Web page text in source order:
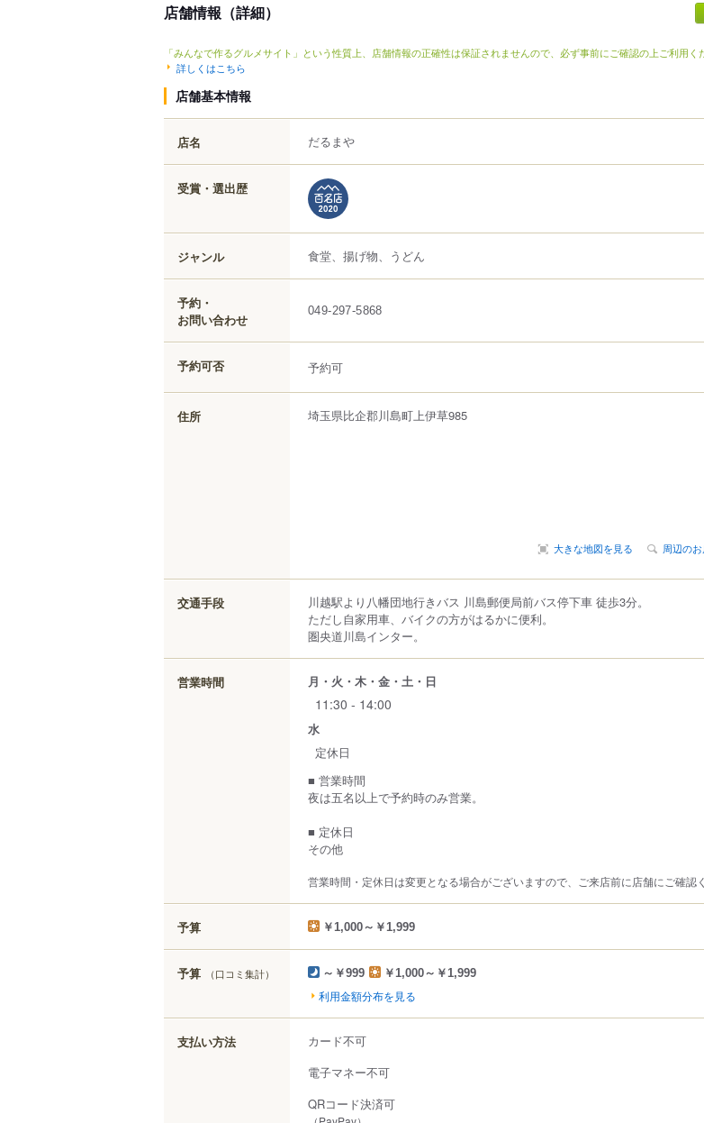
店舗情報（詳細）
「みんなで作るグルメサイト」という性質上、店舗情報の正確性は保証されませんので、必ず事前にご確認の上ご利用く
詳しくはこちら
店舗基本情報
店名 だるまや
受賞・選出歴
ジャンル 食堂、揚げ物、うどん
予約・
お問い合わせ
049-297-5868
予約可否 予約可
住所 埼玉県比企郡川島町上伊草985
大きな地図を見る 周辺の
交通手段
川越駅より八幡団地行きバス 川島郵便局前バス停下車 徒歩3分。
ただし自家用車、バイクの方がはるかに便利。
圏央道川島インター。
営業時間 月・火・木・金・土・日
11:30 - 14:00
水
定休日
■ 営業時間
夜は五名以上で予約時のみ営業。
■ 定休日
その他
営業時間・定休日は変更となる場合がございますので、ご来店前に店舗にご確認
予算 ￥1,000～￥1,999
予算 （口コミ集計） ～￥999 ￥1,000～￥1,999
利用金額分布を見る
支払い方法
カード不可
電子マネー不可
QRコード決済可